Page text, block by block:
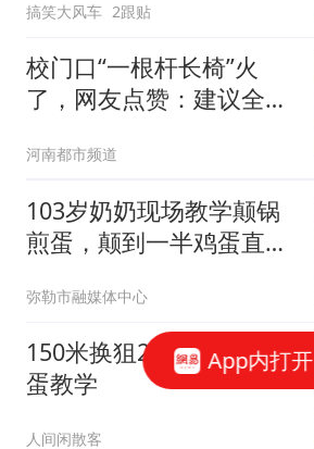
搞笑大风车 2跟贴
校门口“一根杆长椅”火
了，网友点赞：建议全国
走心治理
河南都市频道
103岁奶奶现场教学颠锅
煎蛋，颠到一半鸡蛋直
奶一世英名毁于一“蛋” #
百岁奶奶
弥勒市融媒体中心
150米换狙2v2最新密码彩
蛋教学
人间闲散客
App内打开